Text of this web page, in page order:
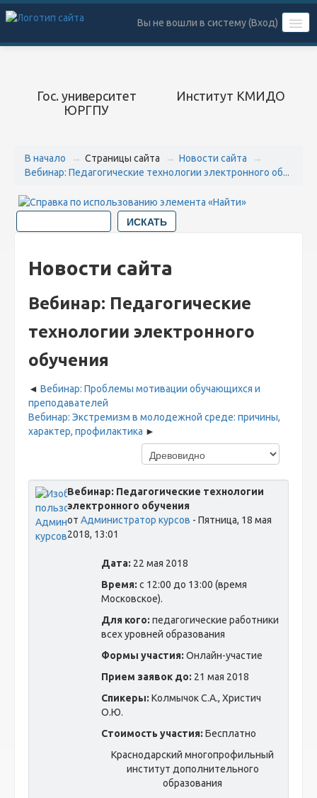
Вы не вошли в систему (Вход)
Гос. университет
ЮРГПУ
Институт КМИДО
В начало → Страницы сайта → Новости сайта
→
Вебинар: Педагогические технологии электронного об...
Новости сайта
Вебинар: Педагогические
технологии электронного
обучения
Вебинар: Проблемы мотивации обучающихся и
преподавателей
Вебинар: Экстремизм в молодежной среде: причины,
характер, профилактика
Вебинар: Педагогические технологии
электронного обучения
от Администратор курсов - Пятница, 18 мая
2018, 13:01
Дата: 22 мая 2018
Время: с 12:00 до 13:00 (время
Московское).
Для кого: педагогические работники
всех уровней образования
Формы участия: Онлайн-участие
Прием заявок до: 21 мая 2018
Спикеры: Колмычок С.А., Христич
О.Ю.
Стоимость участия: Бесплатно
Краснодарский многопрофильный
институт дополнительного
образования